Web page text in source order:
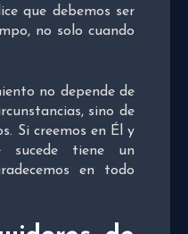
que debemos ser
no solo cuando
no depende de
sino de
Si creemos en Él y
sucede tiene un
en todo